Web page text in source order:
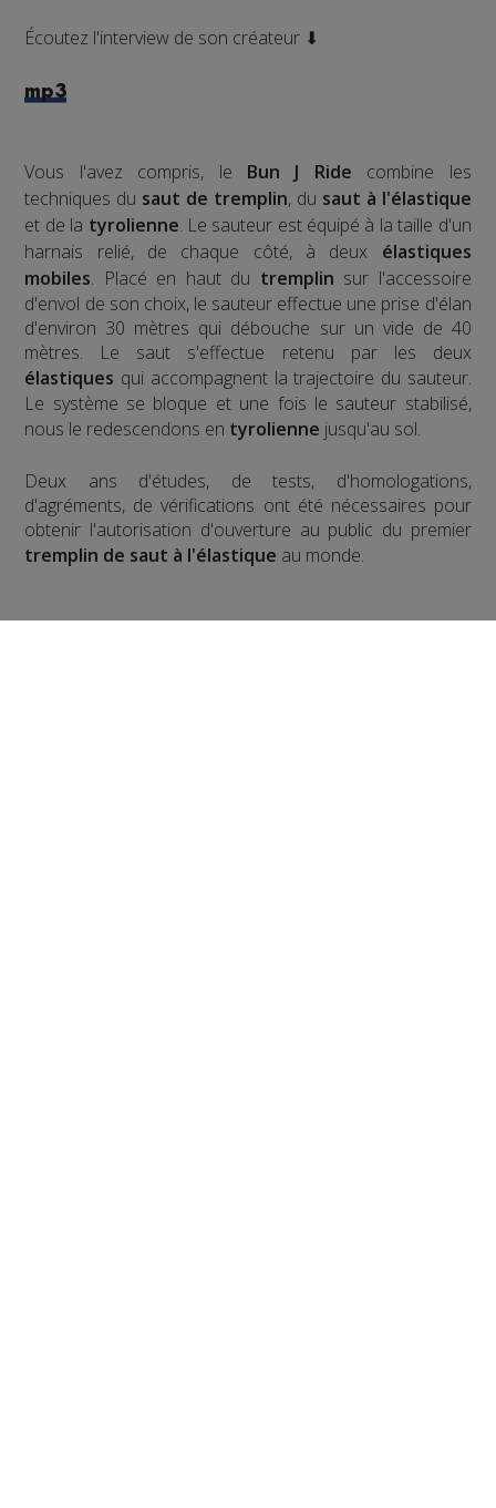
Écoutez l'interview de son créateur ⬇
mp3
Vous l'avez compris, le Bun J Ride combine les
techniques du saut de tremplin, du saut à l'élastique
et de la tyrolienne. Le sauteur est équipé à la taille d'un
harnais relié, de chaque côté, à deux élastiques
mobiles. Placé en haut du tremplin sur l'accessoire
d'envol de son choix, le sauteur effectue une prise d'élan
d'environ 30 mètres qui débouche sur un vide de 40
mètres. Le saut s'effectue retenu par les deux
élastiques qui accompagnent la trajectoire du sauteur.
Le système se bloque et une fois le sauteur stabilisé,
nous le redescendons en tyrolienne jusqu'au sol.
​Deux ans d'études, de tests, d'homologations,
d'agréments, de vérifications ont été nécessaires pour
obtenir l'autorisation d'ouverture au public du premier
tremplin de saut à l'élastique au monde.